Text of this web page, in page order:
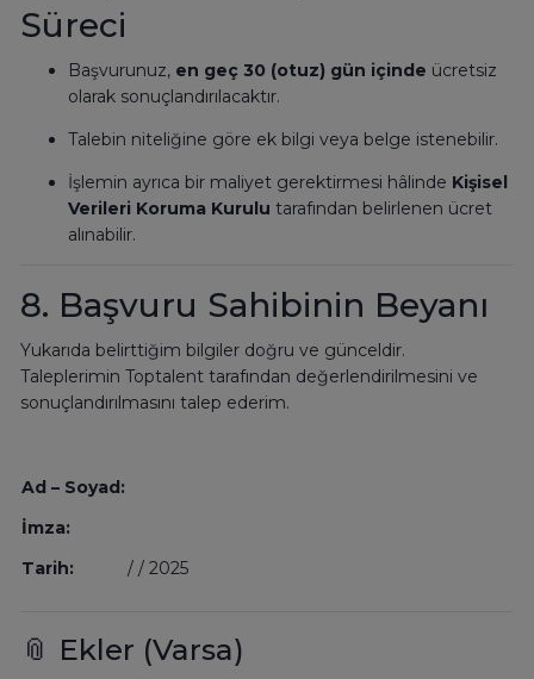
Süreci
Başvurunuz, en geç 30 (otuz) gün içinde ücretsiz
olarak sonuçlandırılacaktır.
Talebin niteliğine göre ek bilgi veya belge istenebilir.
İşlemin ayrıca bir maliyet gerektirmesi hâlinde Kişisel
Verileri Koruma Kurulu tarafından belirlenen ücret
alınabilir.
8. Başvuru Sahibinin Beyanı
Yukarıda belirttiğim bilgiler doğru ve günceldir.
Taleplerimin Toptalent tarafından değerlendirilmesini ve
sonuçlandırılmasını talep ederim.
Ad – Soyad:
İmza:
Tarih:
/ / 2025
📎 Ekler (Varsa)